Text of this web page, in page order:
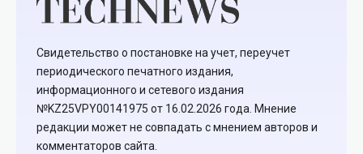
Свидетельство о постановке на учет, переучет
периодического печатного издания,
информационного и сетевого издания
№KZ25VPY00141975 от 16.02.2026 года. Мнение
редакции может не совпадать с мнением авторов и
комментаторов сайта.